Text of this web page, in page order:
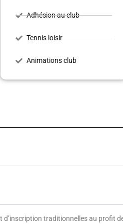
Adhésion au club
Tennis loisir
Animations club
traditionnelles au profit